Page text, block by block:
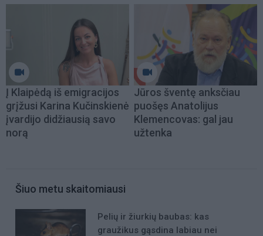
Į Klaipėdą iš emigracijos
grįžusi Karina Kučinskienė
įvardijo didžiausią savo
norą
Jūros šventę anksčiau
puošęs Anatolijus
Klemencovas: gal jau
užtenka
Šiuo metu skaitomiausi
Pelių ir žiurkių baubas: kas
graužikus gąsdina labiau nei